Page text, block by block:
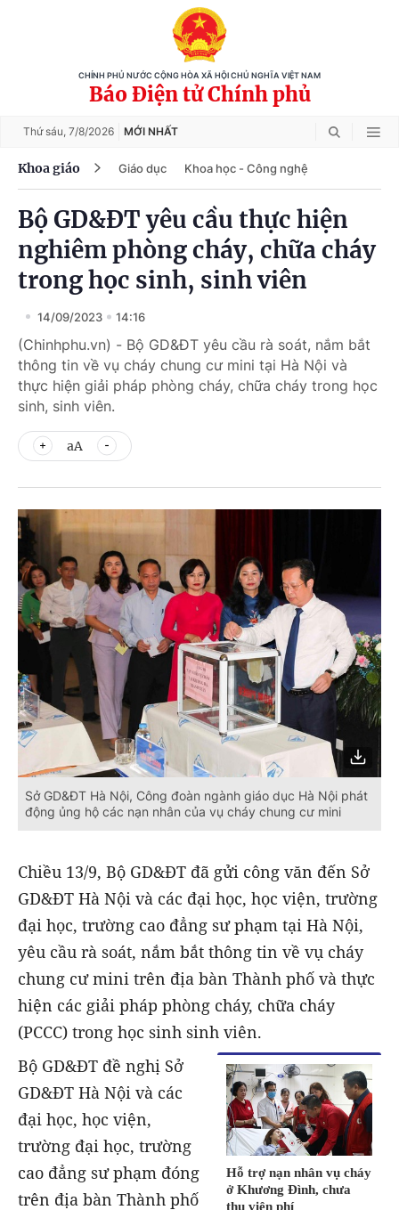
CHÍNH PHỦ NƯỚC CỘNG HÒA XÃ HỘI CHỦ NGHĨA VIỆT NAM
Báo Điện tử Chính phủ
Thứ sáu, 7/8/2026 MỚI NHẤT
Khoa giáo Giáo dục Khoa học - Công nghệ
Bộ GD&ĐT yêu cầu thực hiện
nghiêm phòng cháy, chữa cháy
trong học sinh, sinh viên
14/09/2023 14:16
(Chinhphu.vn) - Bộ GD&ĐT yêu cầu rà soát, nắm bắt
thông tin về vụ cháy chung cư mini tại Hà Nội và
thực hiện giải pháp phòng cháy, chữa cháy trong học
sinh, sinh viên.
aA
Sở GD&ĐT Hà Nội, Công đoàn ngành giáo dục Hà Nội phát
động ủng hộ các nạn nhân của vụ cháy chung cư mini
Chiều 13/9, Bộ GD&ĐT đã gửi công văn đến Sở
GD&ĐT Hà Nội và các đại học, học viện, trường
đại học, trường cao đẳng sư phạm tại Hà Nội,
yêu cầu rà soát, nắm bắt thông tin về vụ cháy
chung cư mini trên địa bàn Thành phố và thực
hiện các giải pháp phòng cháy, chữa cháy
(PCCC) trong học sinh sinh viên.
Hỗ trợ nạn nhân vụ cháy
ở Khương Đình, chưa
thu viện phí
Bộ GD&ĐT đề nghị Sở
GD&ĐT Hà Nội và các
đại học, học viện,
trường đại học, trường
cao đẳng sư phạm đóng
trên địa bàn Thành phố